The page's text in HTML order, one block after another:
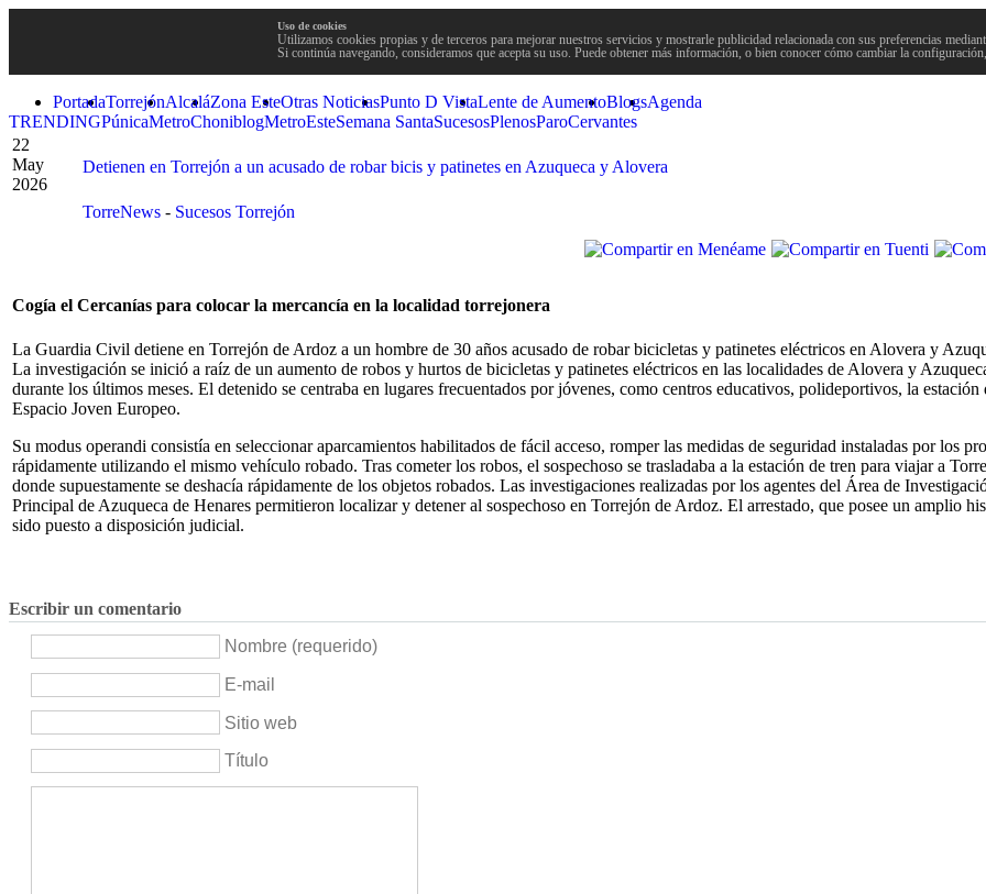
Uso de cookies
Utilizamos cookies propias y de terceros para mejorar nuestros servicios y mostrarle publicidad relacionada con sus preferencias
Si continúa navegando, consideramos que acepta su uso. Puede obtener más información, o bien conocer cómo cambiar la
PortadaTorrejónAlcaláZona EsteOtras NoticiasPunto D VistaLente de AumentoBlogsAgenda
TRENDINGPúnicaMetroChoniblogMetroEsteSemana SantaSucesosPlenosParoCervantes
22
May
2026
Detienen en Torrejón a un acusado de robar bicis y patinetes en Azuqueca y Alovera
TorreNews - Sucesos Torrejón
Cogía el Cercanías para colocar la mercancía en la localidad torrejonera
La Guardia Civil detiene en Torrejón de Ardoz a un hombre de 30 años acusado de robar bicicletas y patinetes eléctricos en Alovera y
La investigación se inició a raíz de un aumento de robos y hurtos de bicicletas y patinetes eléctricos en las localidades de Alovera y
durante los últimos meses. El detenido se centraba en lugares frecuentados por jóvenes, como centros educativos, polideportivos, la estación
Espacio Joven Europeo.
Su modus operandi consistía en seleccionar aparcamientos habilitados de fácil acceso, romper las medidas de seguridad instaladas por los
rápidamente utilizando el mismo vehículo robado. Tras cometer los robos, el sospechoso se trasladaba a la estación de tren para viajar a
donde supuestamente se deshacía rápidamente de los objetos robados. Las investigaciones realizadas por los agentes del Área de
Principal de Azuqueca de Henares permitieron localizar y detener al sospechoso en Torrejón de Ardoz. El arrestado, que posee un amplio
sido puesto a disposición judicial.
Escribir un comentario
Nombre (requerido)
E-mail
Sitio web
Título